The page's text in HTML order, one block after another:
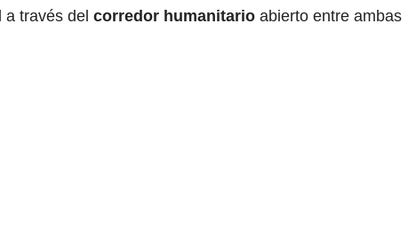
a través del corredor humanitario abierto entre ambas